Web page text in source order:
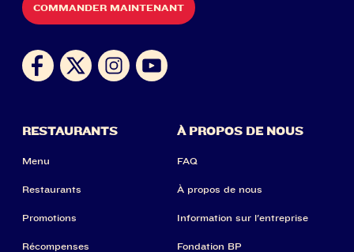
COMMANDER MAINTENANT
RESTAURANTS
Menu
Restaurants
Promotions
Récompenses
À PROPOS DE NOUS
FAQ
À propos de nous
Information sur l'entreprise
Fondation BP